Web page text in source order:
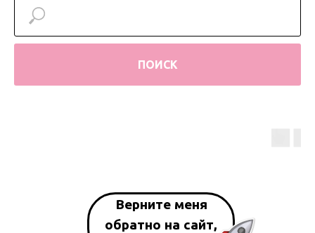
ПОИСК
Верните меня
обратно на сайт,